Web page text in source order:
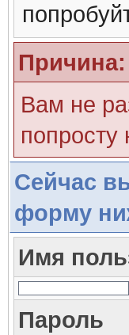
Причина:
Вам не
попросту
Сейчас
форму
Имя
Пароль